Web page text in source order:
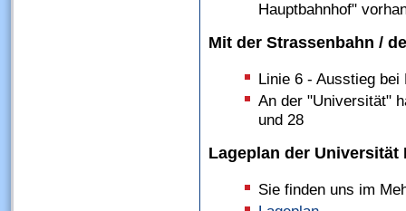
Hauptbahnhof"
Mit der Strassenbahn /
Linie 6 - Ausstieg
An der "Universität"
und 28
Lageplan der Universität
Sie finden uns im